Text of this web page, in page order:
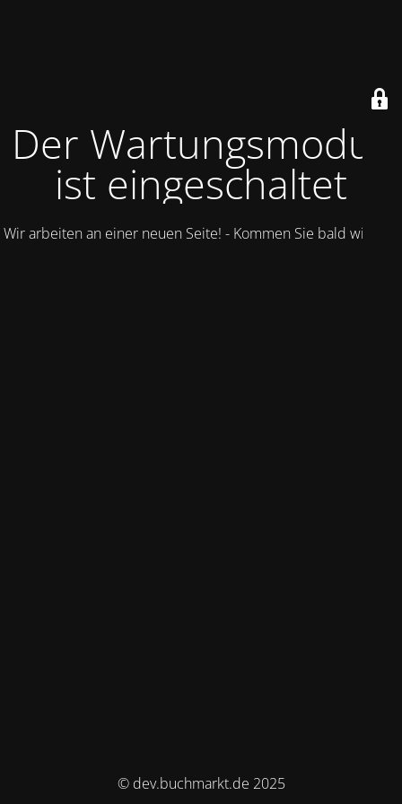
Der Wartungsmodus
ist eingeschaltet
Wir arbeiten an einer neuen Seite! - Kommen Sie bald wieder.
© dev.buchmarkt.de 2025